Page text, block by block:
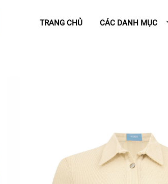
TRANG CHỦ CÁC DANH MỤC